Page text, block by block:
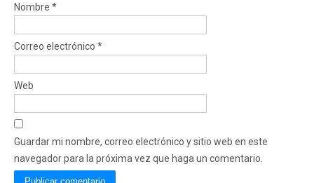
Nombre *
Correo electrónico *
Web
Guardar mi nombre, correo electrónico y sitio web en este
navegador para la próxima vez que haga un comentario.